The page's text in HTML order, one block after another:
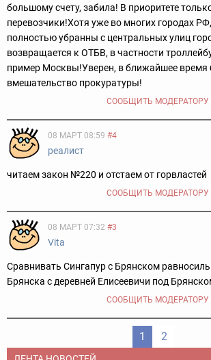
большому счету, забила! В приоритете
перевозчики!Хотя уже во многих городах
полностью убранны с центральных улиц
возвращается к ОТБВ, в частности
пример Москвы!Уверен, в ближайшее время
вмешательство прокуратуры!
СООБЩИТЬ МОДЕРАТОРУ
08 МАРТ 08:59 #4
реалист
читаем закон №220 и отстаем от горвластей
СООБЩИТЬ МОДЕРАТОРУ
08 МАРТ 07:32 #3
Vita
Сравнивать Сингапур с Брянском
Брянска с деревней Елисеевичи под
СООБЩИТЬ МОДЕРАТОРУ
1 2